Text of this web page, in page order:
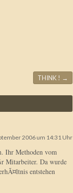
THINK ! →
2006 um 14:31 Uhr
Ihr Methoden vom
Mitarbeiter. Da wurde
entstehen